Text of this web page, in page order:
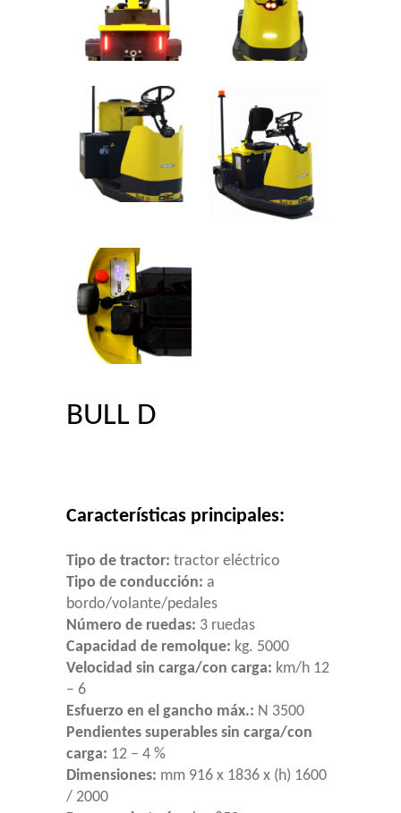
BULL D
Características principales:
Tipo de tractor: tractor eléctrico
Tipo de conducción: a
bordo/volante/pedales
Número de ruedas: 3 ruedas
Capacidad de remolque: kg. 5000
Velocidad sin carga/con carga: km/h 12
– 6
Esfuerzo en el gancho máx.: N 3500
Pendientes superables sin carga/con
carga: 12 – 4 %
Dimensiones: mm 916 x 1836 x (h) 1600
/ 2000